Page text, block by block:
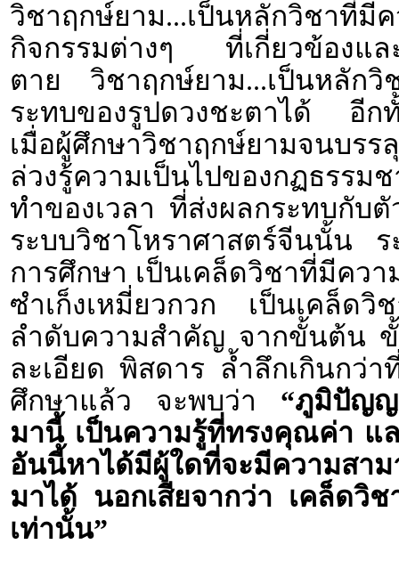
วิชาฤกษ์ยาม...เป็นหลักวิชาที่มี
กิจกรรมต่างๆ ที่เกี่ยวข้องแล
ตาย วิชาฤกษ์ยาม...เป็นหลักวิ
ระทบของรูปดวงชะตาได้ อีกทั้
เมื่อผู้ศึกษาวิชาฤกษ์ยามจนบร
ล่วงรู้ความเป็นไปของกฏธรร
ทำของเวลา ที่ส่งผลกระทบกับ
ระบบวิชาโหราศาสตร์จีนนั้น
การศึกษา เป็นเคล็ดวิชาที่มีคว
ซำเก็งเหมี่ยวกวก เป็นเคล็ด
ลำดับความสำคัญ จากขั้นต้น ขั้
ละเอียด พิสดาร ล้ำลึกเกินกว่า
ศึกษาแล้ว จะพบว่า “ภูมิปัญญ
มานี้ เป็นความรู้ที่ทรงคุณค่า แ
อันนี้หาได้มีผู้ใดที่จะมีความสา
มาได้ นอกเสียจากว่า เคล็ดวิ
เท่านั้น”